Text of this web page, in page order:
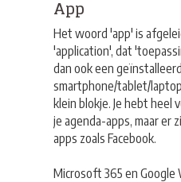
App
Het woord 'app' is
'application', dat
dan ook een
smartphone/tablet/
klein blokje. Je hebt heel
je agenda-apps, maar er
apps zoals Facebook.
Microsoft 365 en Google